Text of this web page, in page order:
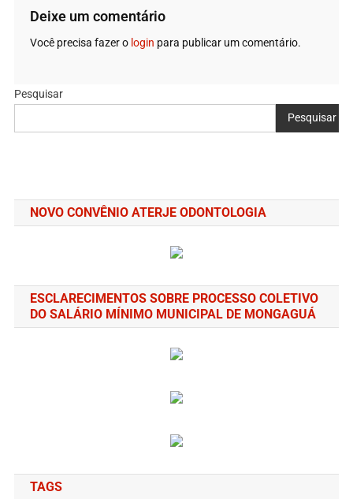
Deixe um comentário
Você precisa fazer o login para publicar um comentário.
Pesquisar
Pesquisar
NOVO CONVÊNIO ATERJE ODONTOLOGIA
ESCLARECIMENTOS SOBRE PROCESSO COLETIVO
DO SALÁRIO MÍNIMO MUNICIPAL DE MONGAGUÁ
TAGS